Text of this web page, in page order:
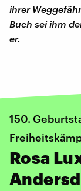
ihrer
Buch sei ihm
er.
150.
Rosa